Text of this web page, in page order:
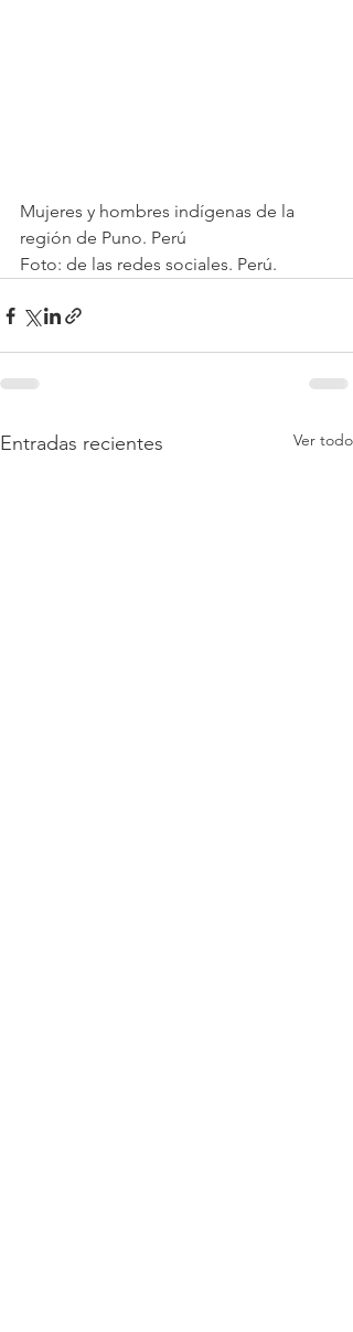
Mujeres y hombres indígenas de la
región de Puno. Perú
Foto: de las redes sociales. Perú.
Entradas recientes Ver todo